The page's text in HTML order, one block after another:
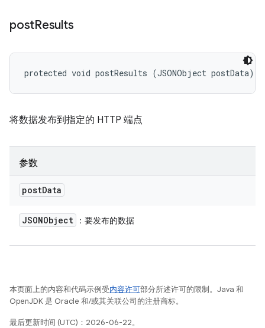
postResults
protected void postResults (JSONObject postData)
将数据发布到指定的 HTTP 端点
参数
postData
JSONObject ：要发布的数据
本页面上的内容和代码示例受内容许可部分所述许可的限制。Java 和
OpenJDK 是 Oracle 和/或其关联公司的注册商标。
最后更新时间 (UTC)：2026-06-22。